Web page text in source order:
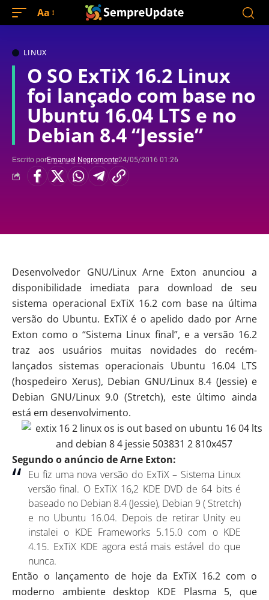
Aa
LINUX
O SO ExTiX 16.2 Linux
foi lançado com base no
Ubuntu 16.04 LTS e no
Debian 8.4 “Jessie”
Escrito porEmanuel Negromonte24/05/2016 01:26
Desenvolvedor GNU/Linux Arne Exton anunciou a
disponibilidade imediata para download de seu
sistema operacional ExTiX 16.2 com base na última
versão do Ubuntu. ExTiX é o apelido dado por Arne
Exton como o “Sistema Linux final”, e a versão 16.2
traz aos usuários muitas novidades do recém-
lançados sistemas operacionais Ubuntu 16.04 LTS
(hospedeiro Xerus), Debian GNU/Linux 8.4 (Jessie) e
Debian GNU/Linux 9.0 (Stretch), este último ainda
está em desenvolvimento.
Segundo o anúncio de Arne Exton:
Eu fiz uma nova versão do ExTiX – Sistema Linux
versão final. O ExTiX 16,2 KDE DVD de 64 bits é
baseado no Debian 8.4 (Jessie), Debian 9 ( Stretch)
e no Ubuntu 16.04. Depois de retirar Unity eu
instalei o KDE Frameworks 5.15.0 com o KDE
4.15. ExTiX KDE agora está mais estável do que
nunca.
Então o lançamento de hoje da ExTiX 16.2 com o
moderno ambiente desktop KDE Plasma 5, que